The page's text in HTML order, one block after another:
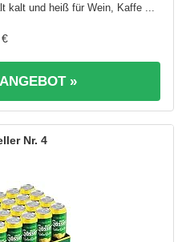
kalt und heiß für Wein, Kaffe ...
»
4